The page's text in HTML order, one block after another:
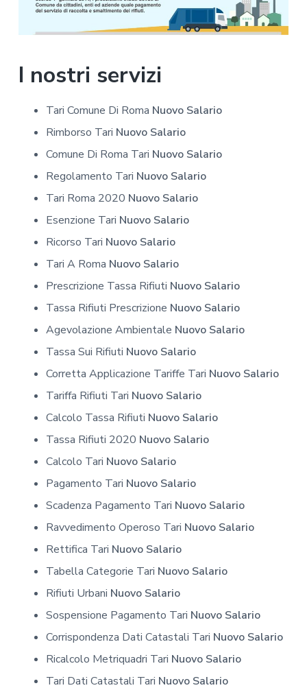
I nostri servizi
Tari Comune Di Roma Nuovo Salario
Rimborso Tari Nuovo Salario
Comune Di Roma Tari Nuovo Salario
Regolamento Tari Nuovo Salario
Tari Roma 2020 Nuovo Salario
Esenzione Tari Nuovo Salario
Ricorso Tari Nuovo Salario
Tari A Roma Nuovo Salario
Prescrizione Tassa Rifiuti Nuovo Salario
Tassa Rifiuti Prescrizione Nuovo Salario
Agevolazione Ambientale Nuovo Salario
Tassa Sui Rifiuti Nuovo Salario
Corretta Applicazione Tariffe Tari Nuovo Salario
Tariffa Rifiuti Tari Nuovo Salario
Calcolo Tassa Rifiuti Nuovo Salario
Tassa Rifiuti 2020 Nuovo Salario
Calcolo Tari Nuovo Salario
Pagamento Tari Nuovo Salario
Scadenza Pagamento Tari Nuovo Salario
Ravvedimento Operoso Tari Nuovo Salario
Rettifica Tari Nuovo Salario
Tabella Categorie Tari Nuovo Salario
Rifiuti Urbani Nuovo Salario
Sospensione Pagamento Tari Nuovo Salario
Corrispondenza Dati Catastali Tari Nuovo Salario
Ricalcolo Metriquadri Tari Nuovo Salario
Tari Dati Catastali Tari Nuovo Salario